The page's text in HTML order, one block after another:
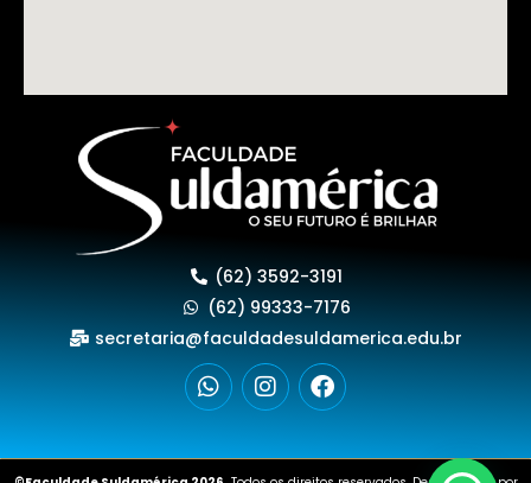
(62) 3592-3191
(62) 99333-7176
secretaria@faculdadesuldamerica.edu.br